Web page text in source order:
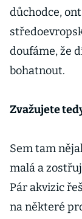
důchodce,
doufáme, že
bohatnout.
Zvažujete
Sem tam
malá a
Pár akvizic
na některé